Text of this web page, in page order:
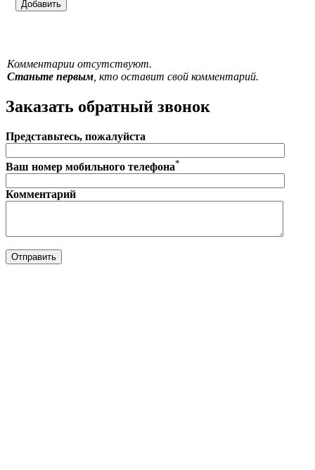
Комментарии отсутствуют.
Станьте первым, кто оставит свой комментарий.
Заказать обратный звонок
Представьтесь, пожалуйста
Ваш номер мобильного телефона*
Комментарий